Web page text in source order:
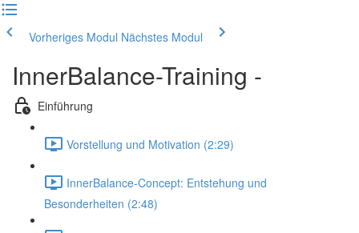
Vorheriges Modul Nächstes Modul
InnerBalance-Training -
Einführung
Vorstellung und Motivation (2:29)
InnerBalance-Concept: Entstehung und
Besonderheiten (2:48)